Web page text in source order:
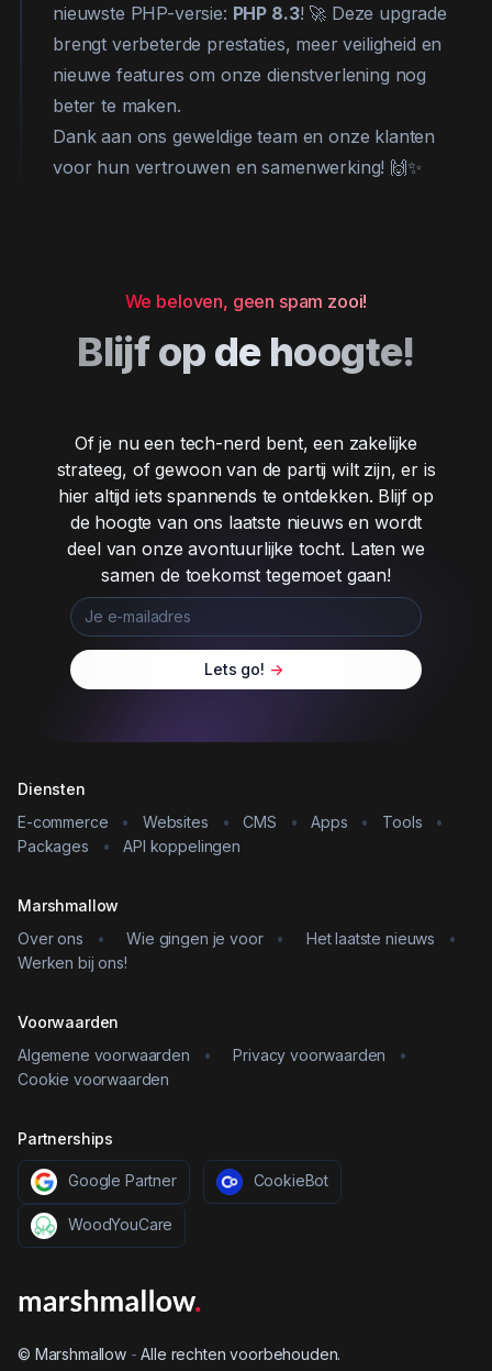
nieuwste PHP-versie: PHP 8.3! 🚀 Deze upgrade
brengt verbeterde prestaties, meer veiligheid en
nieuwe features om onze dienstverlening nog
beter te maken.
Dank aan ons geweldige team en onze klanten
voor hun vertrouwen en samenwerking! 🙌✨
We beloven, geen spam zooi!
Blijf op de hoogte!
Of je nu een tech-nerd bent, een zakelijke
strateeg, of gewoon van de partij wilt zijn, er is
hier altijd iets spannends te ontdekken. Blijf op
de hoogte van ons laatste nieuws en wordt
deel van onze avontuurlijke tocht. Laten we
samen de toekomst tegemoet gaan!
Lets go! ->
© Marshmallow - Alle rechten voorbehouden.
Diensten
E-commerce
• Websites • CMS • Apps • Tools
•
Packages
• API koppelingen
Marshmallow
Over ons
• Wie gingen je voor • Het laatste nieuws
•
Werken bij ons!
Voorwaarden
Algemene voorwaarden
• Privacy voorwaarden
•
Cookie voorwaarden
Partnerships
Google Partner CookieBot
WoodYouCare